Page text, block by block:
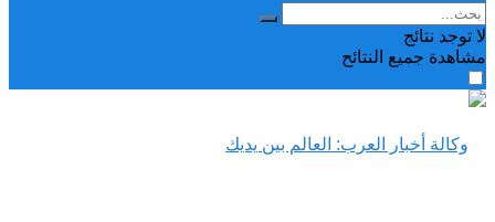
لا توجد نتائج
مشاهدة جميع النتائح